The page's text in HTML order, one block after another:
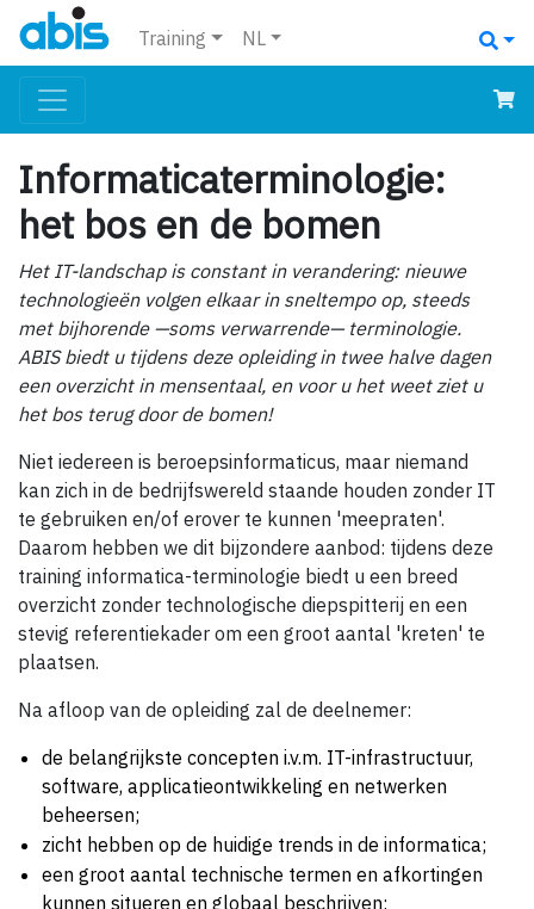
Training NL
Informaticaterminologie:
het bos en de bomen
Het IT-landschap is constant in verandering: nieuwe
technologieën volgen elkaar in sneltempo op, steeds
met bijhorende —soms verwarrende— terminologie.
ABIS biedt u tijdens deze opleiding in twee halve dagen
een overzicht in mensentaal, en voor u het weet ziet u
het bos terug door de bomen!
Niet iedereen is beroepsinformaticus, maar niemand
kan zich in de bedrijfswereld staande houden zonder IT
te gebruiken en/of erover te kunnen 'meepraten'.
Daarom hebben we dit bijzondere aanbod: tijdens deze
training informatica-terminologie biedt u een breed
overzicht zonder technologische diepspitterij en een
stevig referentiekader om een groot aantal 'kreten' te
plaatsen.
Na afloop van de opleiding zal de deelnemer:
de belangrijkste concepten i.v.m. IT-infrastructuur,
software, applicatieontwikkeling en netwerken
beheersen;
zicht hebben op de huidige trends in de informatica;
een groot aantal technische termen en afkortingen
kunnen situeren en globaal beschrijven;